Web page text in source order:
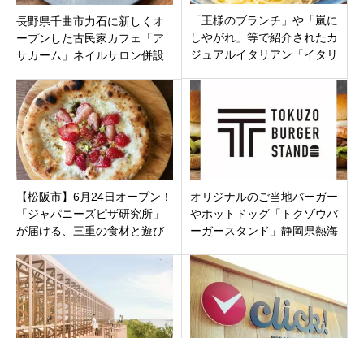
長野県千曲市力石に新しくオ
ープンした古民家カフェ「ア
サカーム」ネイルサロン併設
「王様のブランチ」や「嵐に
しやがれ」等で紹介されたカ
ジュアルイタリアン「イタリ
店」静岡県富士市伝法に5月2
日オープン
【松阪市】6月24日オープン！
「ジャパニーズピザ研究所」
が届ける、三重の食材と遊び
ピザ
オリジナルのご当地バーガー
やホットドッグ「トクゾウバ
ーガースタンド」静岡県熱海
29日プレオープン